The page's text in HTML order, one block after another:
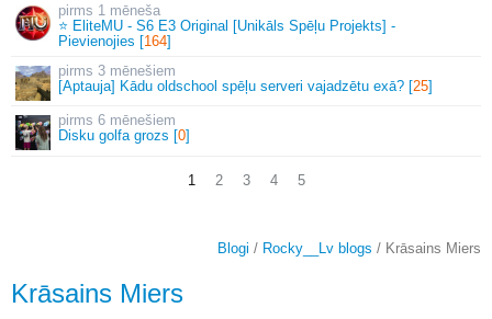
1 mēneša
⭐ EliteMU - S6 E3 Original [Unikāls Spēļu Projekts] -
Pievienojies [164]
3 mēnešiem
[Aptauja] Kādu oldschool spēļu serveri vajadzētu exā? [25]
6 mēnešiem
Disku golfa grozs [0]
1 2 3 4 5
Blogi / Rocky__Lv blogs / Krāsains Miers
Krāsains Miers